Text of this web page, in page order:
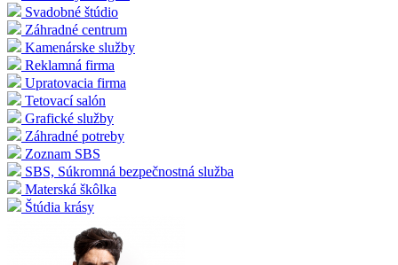
Svadobné štúdio
Záhradné centrum
Kamenárske služby
Reklamná firma
Upratovacia firma
Tetovací salón
Grafické služby
Záhradné potreby
Zoznam SBS
SBS, Súkromná bezpečnostná služba
Materská škôlka
Štúdia krásy